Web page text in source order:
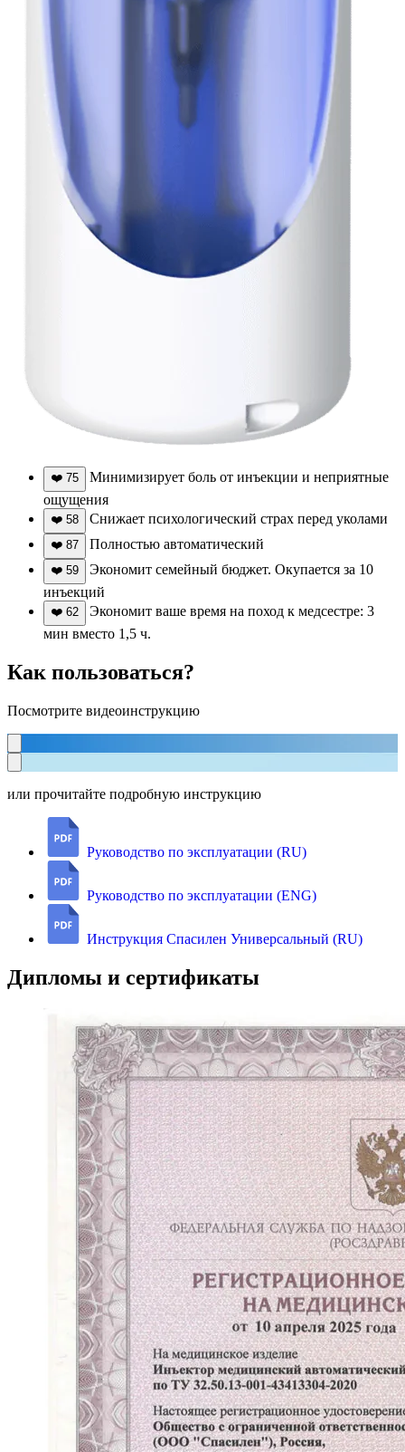
❤️ 75
Минимизирует боль от инъекции и неприятные
ощущения
❤️ 58 Снижает психологический страх перед уколами
❤️ 87 Полностью автоматический
❤️ 59
Экономит семейный бюджет. Окупается за 10
инъекций
❤️ 62
Экономит ваше время на поход к медсестре: 3
мин вместо 1,5 ч.
Как пользоваться?
Посмотрите видеоинструкцию
или прочитайте подробную инструкцию
Руководство по эксплуатации (RU)
Руководство по эксплуатации (ENG)
Инструкция Спасилен Универсальный (RU)
Дипломы и сертификаты